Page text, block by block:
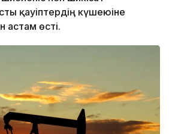
қауіптердің күшеюіне
астам өсті.